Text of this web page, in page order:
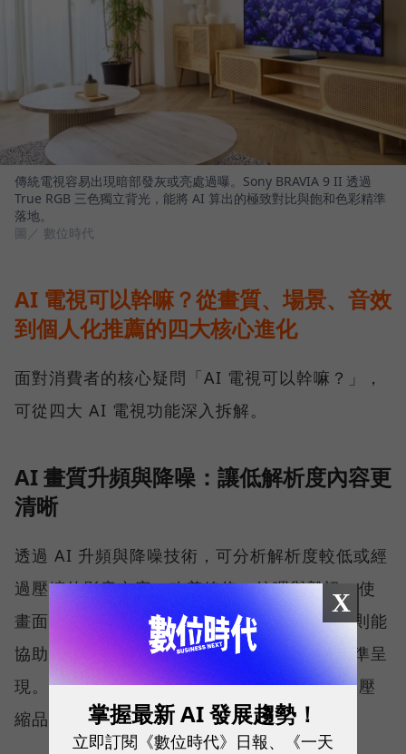
傳統電視容易出現暗部發灰或亮處過曝。Sony BRAVIA 9 II 透過
True RGB 三色獨立背光，能將 AI 算出的極致對比與飽和色彩精準
落地。
圖／ 數位時代
AI 電視可以幹嘛？從畫質、場景、音效
到個人化推薦的四大核心進化
面對消費者的核心疑問「AI 電視可以幹嘛？」，
可從四大 AI 電視功能深入拆解。
AI 畫質升頻與降噪：讓低解析度內容更
清晰
透過 AI 升頻與降噪技術，可分析解析度較低或經
過壓縮的影音內容，改善線條、紋理與雜訊，使
畫面在 4K 螢幕上呈現得更清晰。True RGB 則能
協助 AI 優化後的畫面亮度、色彩與對比度精準呈
現。不過實際效果仍會受到原始片源解析度與壓
縮品質影響。
X
掌握最新 AI 發展趨勢！
立即訂閱《數位時代》日報、《一天